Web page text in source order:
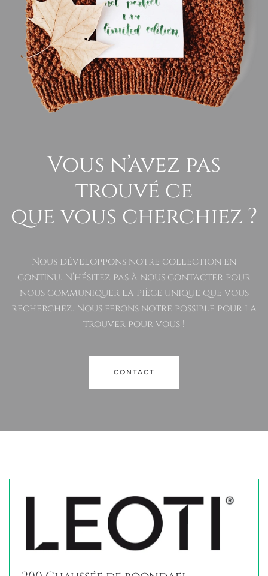
Vous n’avez pas
trouvé ce
que vous cherchiez ?
Nous développons notre collection en
continu. N’hésitez pas à nous contacter pour
nous communiquer la pièce unique que vous
recherchez. Nous ferons notre possible pour la
trouver pour vous !
CONTACT